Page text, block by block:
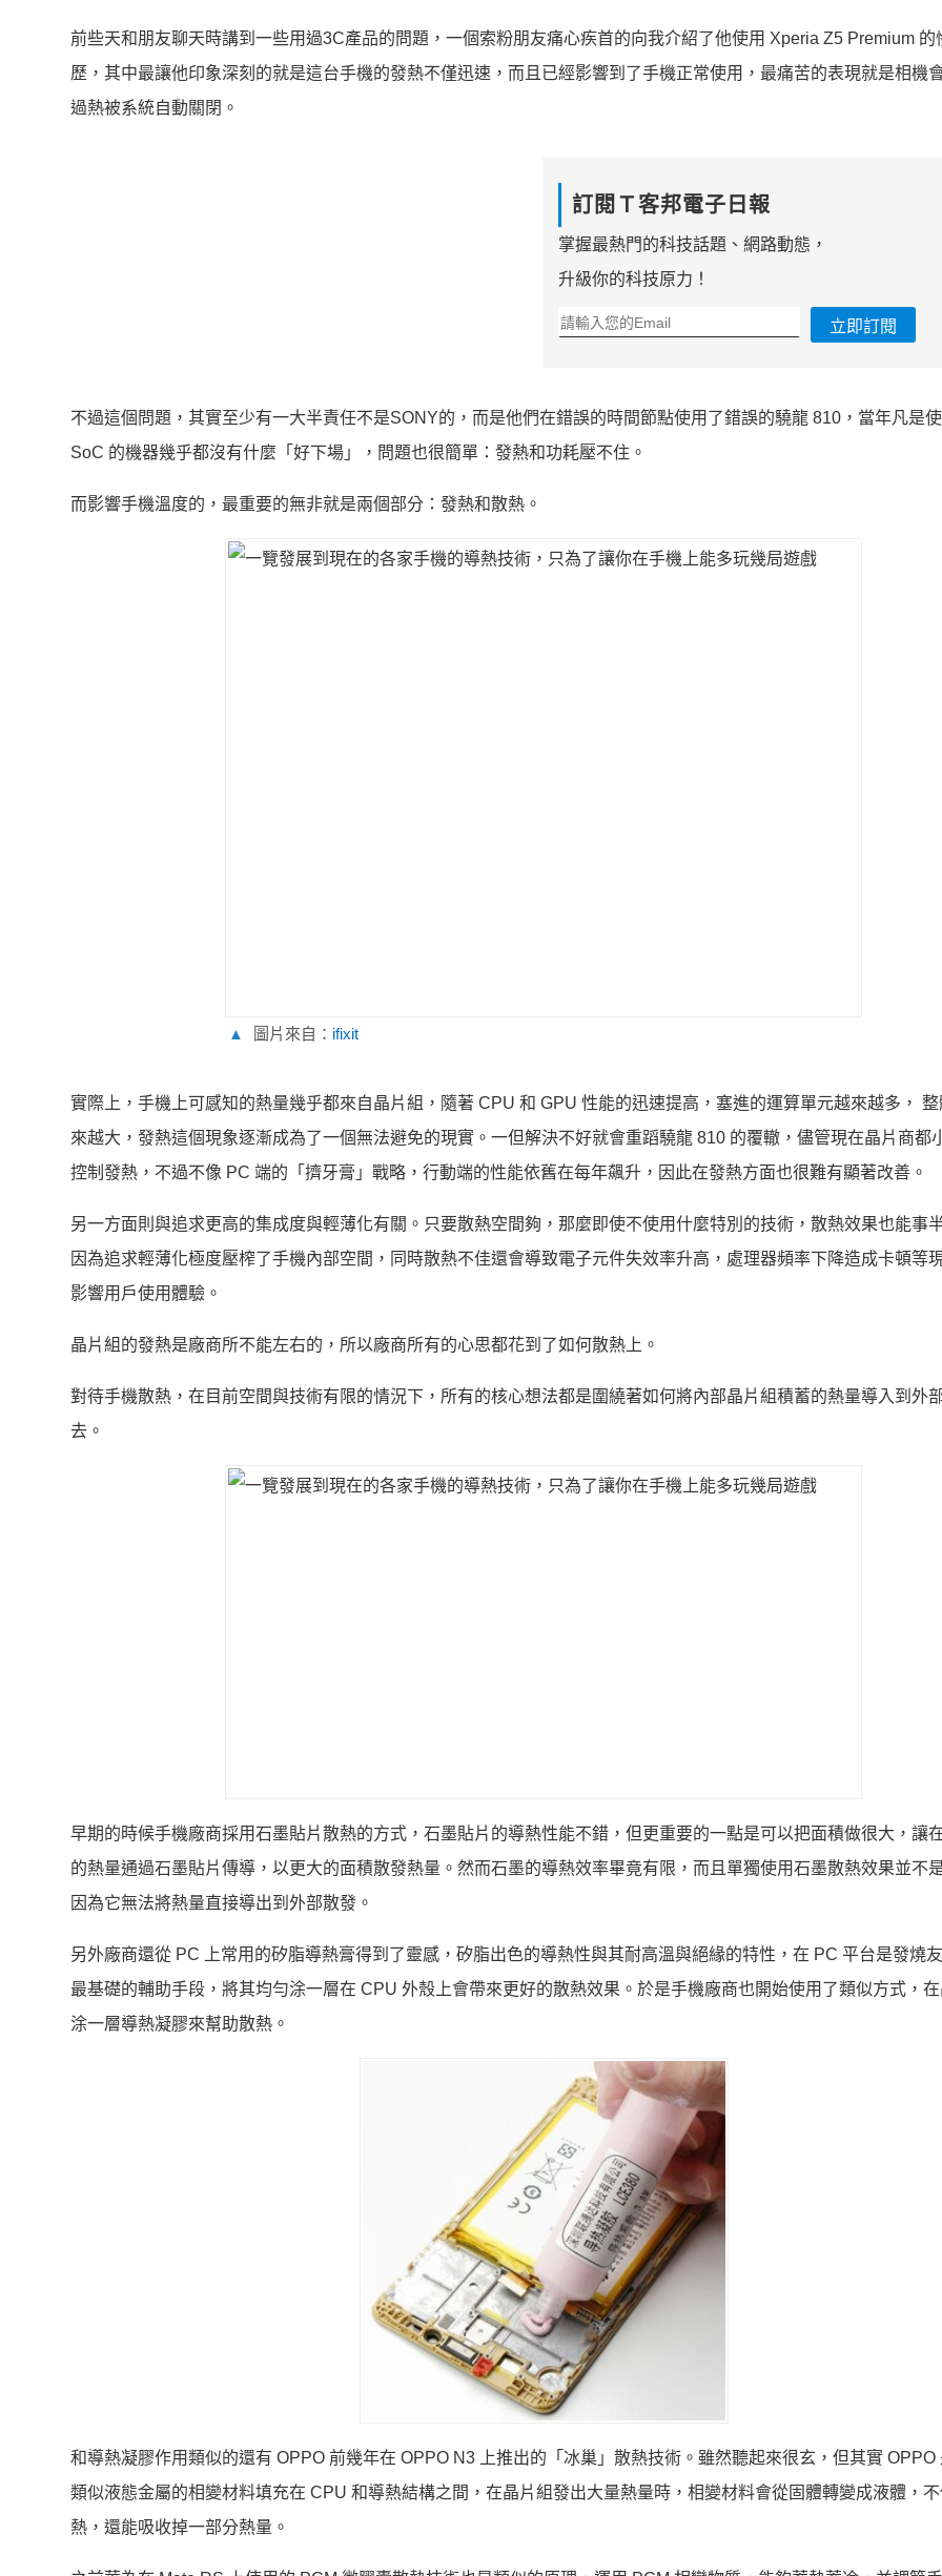
前些天和朋友聊天時講到一些用過3C產品的問題，一個索粉朋友痛心疾首的向我介紹了他使用 Xperia Z5 Premium 的
歷，其中最讓他印象深刻的就是這台手機的發熱不僅迅速，而且已經影響到了手機正常使用，最痛苦的表現就是相機
過熱被系統自動關閉。
訂閱Ｔ客邦電子日報
掌握最熱門的科技話題、網路動態，
升級你的科技原力！
立即訂閱
不過這個問題，其實至少有一大半責任不是SONY的，而是他們在錯誤的時間節點使用了錯誤的驍龍 810，當年凡是
SoC 的機器幾乎都沒有什麼「好下場」，問題也很簡單：發熱和功耗壓不住。
而影響手機溫度的，最重要的無非就是兩個部分：發熱和散熱。
▲ 圖片來自： ifixit
實際上，手機上可感知的熱量幾乎都來自晶片組，隨著 CPU 和 GPU 性能的迅速提高，塞進的運算單元越來越多，
來越大，發熱這個現象逐漸成為了一個無法避免的現實。一但解決不好就會重蹈驍龍 810 的覆轍，儘管現在晶片商都
控制發熱，不過不像 PC 端的「擠牙膏」戰略，行動端的性能依舊在每年飆升，因此在發熱方面也很難有顯著改善。
另一方面則與追求更高的集成度與輕薄化有關。只要散熱空間夠，那麼即使不使用什麼特別的技術，散熱效果也能事
因為追求輕薄化極度壓榨了手機內部空間，同時散熱不佳還會導致電子元件失效率升高，處理器頻率下降造成卡頓等
影響用戶使用體驗。
晶片組的發熱是廠商所不能左右的，所以廠商所有的心思都花到了如何散熱上。
對待手機散熱，在目前空間與技術有限的情況下，所有的核心想法都是圍繞著如何將內部晶片組積蓄的熱量導入到外
去。
早期的時候手機廠商採用石墨貼片散熱的方式，石墨貼片的導熱性能不錯，但更重要的一點是可以把面積做很大，讓
的熱量通過石墨貼片傳導，以更大的面積散發熱量。然而石墨的導熱效率畢竟有限，而且單獨使用石墨散熱效果並不
因為它無法將熱量直接導出到外部散發。
另外廠商還從 PC 上常用的矽脂導熱膏得到了靈感，矽脂出色的導熱性與其耐高溫與絕緣的特性，在 PC 平台是發燒
最基礎的輔助手段，將其均勻涂一層在 CPU 外殼上會帶來更好的散熱效果。於是手機廠商也開始使用了類似方式，
涂一層導熱凝膠來幫助散熱。
和導熱凝膠作用類似的還有 OPPO 前幾年在 OPPO N3 上推出的「冰巢」散熱技術。雖然聽起來很玄，但其實 OPPO
類似液態金屬的相變材料填充在 CPU 和導熱結構之間，在晶片組發出大量熱量時，相變材料會從固體轉變成液體，
熱，還能吸收掉一部分熱量。